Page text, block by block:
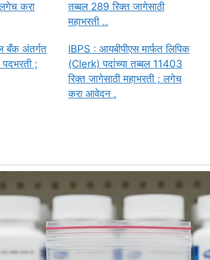
करा
तब्बल 289 रिक्त जागेसाठी
महाभरती ..
बँक अंतर्गत
पदभरती ;
IBPS : आयबीपीएस मार्फत लिपिक
(Clerk) पदांच्या तब्बल 11403
रिक्त जागेसाठी महाभरती ; लगेच
करा आवेदन .